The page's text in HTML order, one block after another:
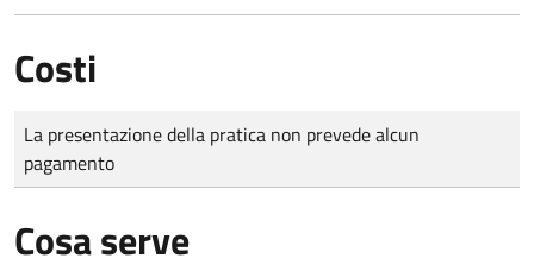
Costi
Tipo di pagamento
Importo
La presentazione della pratica non prevede alcun
pagamento
Cosa serve